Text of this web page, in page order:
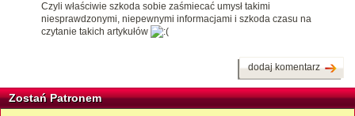
Czyli właściwie szkoda sobie zaśmiecać umysł takimi
niesprawdzonymi, niepewnymi informacjami i szkoda czasu na
czytanie takich artykułów
dodaj komentarz
Zostań Patronem